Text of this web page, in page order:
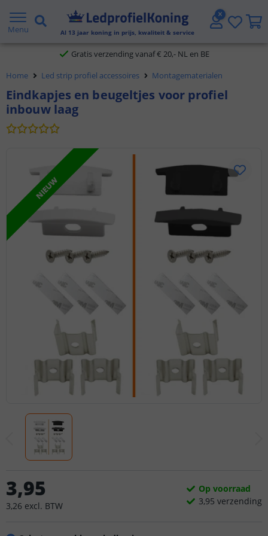
Menu Al 13 jaar koning in prijs, kwaliteit & service
2 jaar garantie
Gratis verzending vanaf € 20,- NL en BE
Klantbeoordeling 9.1
Voor 23:45 uur besteld,
Home Led strip profiel accessoires Montagematerialen
Eindkapjes en beugeltjes voor profiel
inbouw laag
NIEUW
3,95
3,26 excl. BTW
Op voorraad
3,95 verzending